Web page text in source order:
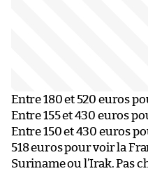
Entre 180 et 520 euros
Entre 155 et 430 euros
Entre 150 et 430 euros
518 euros pour voir la
Suriname ou l’Irak. Pas